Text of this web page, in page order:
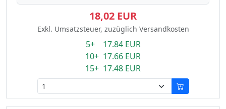
18,02 EUR
Exkl. Umsatzsteuer, zuzüglich Versandkosten
5+ 17.84 EUR
10+ 17.66 EUR
15+ 17.48 EUR